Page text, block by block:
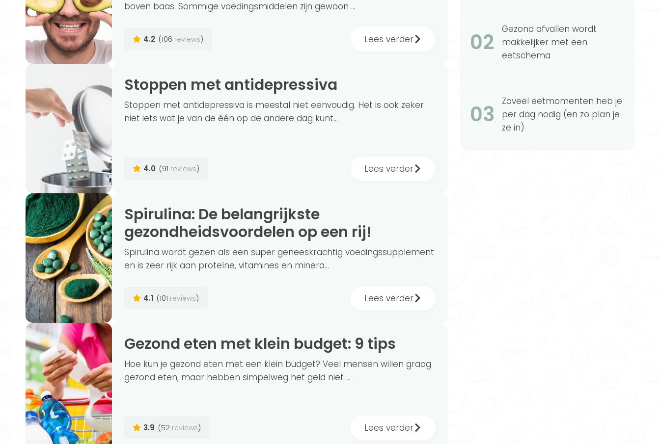
boven baas. Sommige voedingsmiddelen zijn gewoon ...
4.2 (106 reviews) Lees verder
Stoppen met antidepressiva
Stoppen met antidepressiva is meestal niet eenvoudig. Het is ook zeker
niet iets wat je van de één op de andere dag kunt...
4.0 (91 reviews) Lees verder
Spirulina: De belangrijkste
gezondheidsvoordelen op een rij!
Spirulina wordt gezien als een super geneeskrachtig voedingssupplement
en is zeer rijk aan proteïne, vitamines en minera...
4.1 (101 reviews) Lees verder
Gezond eten met klein budget: 9 tips
Hoe kun je gezond eten met een klein budget? Veel mensen willen graag
gezond eten, maar hebben simpelweg het geld niet ...
3.9 (52 reviews) Lees verder
02
Gezond afvallen wordt
makkelijker met een
eetschema
03
Zoveel eetmomenten heb je
per dag nodig (en zo plan je
ze in)